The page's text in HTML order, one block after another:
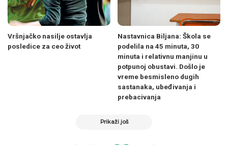
Vršnjačko nasilje ostavlja
posledice za ceo život
Nastavnica Biljana: Škola se
podelila na 45 minuta, 30
minuta i relativnu manjinu u
potpunoj obustavi. Došlo je
vreme besmisleno dugih
sastanaka, ubeđivanja i
prebacivanja
Prikaži još